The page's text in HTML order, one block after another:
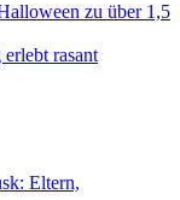
zu über 1,5
rasant
Eltern,